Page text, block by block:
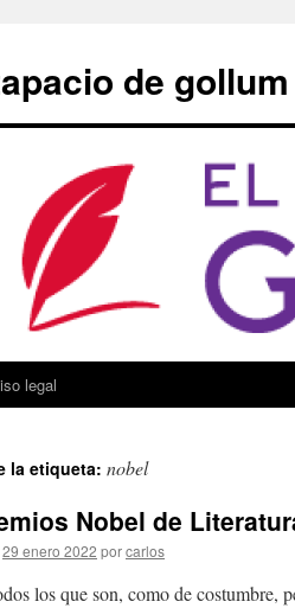
de gollum
legal
la etiqueta: nobel
Nobel de
29 enero 2022 porcarlos
los que son, como de costumbre,